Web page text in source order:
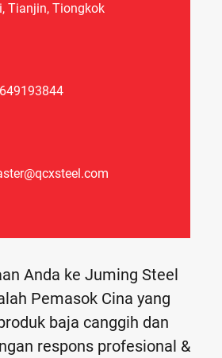
Tianjin, Tiongkok
Anda ke Juming Steel
Pemasok Cina yang
baja canggih dan
respons profesional &